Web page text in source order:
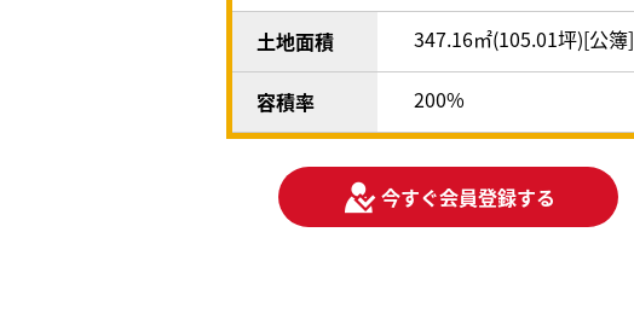
土地面積 347.16㎡(105.01坪)[公簿]
容積率 200%
今すぐ会員登録する